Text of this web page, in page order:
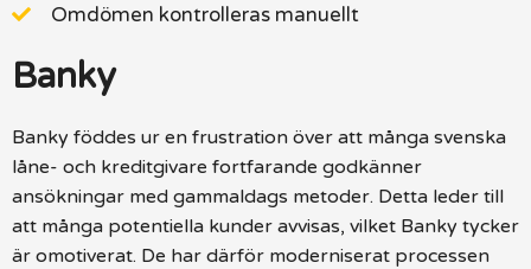
Omdömen kontrolleras manuellt
Banky
Banky föddes ur en frustration över att många svenska
låne- och kreditgivare fortfarande godkänner
ansökningar med gammaldags metoder. Detta leder till
att många potentiella kunder avvisas, vilket Banky tycker
är omotiverat. De har därför moderniserat processen